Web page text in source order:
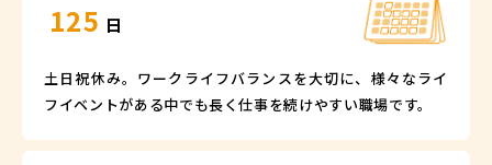
125 日
土日祝休み。ワークライフバランスを大切に、様々なライ
フイベントがある中でも長く仕事を続けやすい職場です。